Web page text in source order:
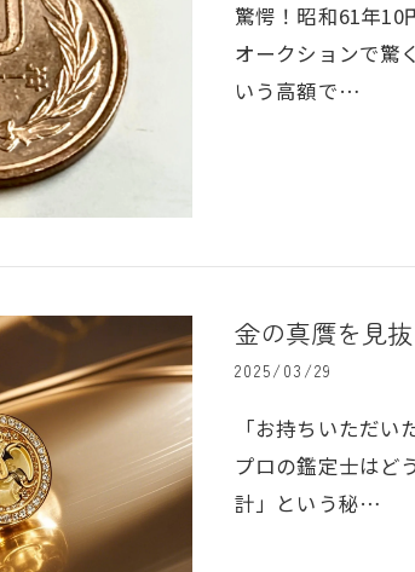
驚愕！昭和61年10
オークションで驚
いう高額で…
金の真贋を見
2025/03/29
「お持ちいただ
プロの鑑定士はど
計」という秘…